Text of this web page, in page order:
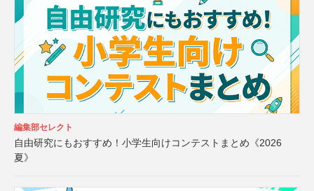
編集部セレクト
自由研究にもおすすめ！小学生向けコンテストまとめ《2026
夏》